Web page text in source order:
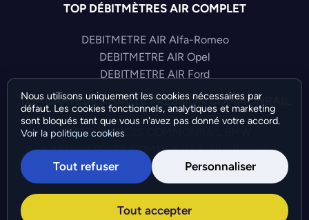
TOP DÉBITMÈTRES AIR COMPLET
DEBITMETRE AIR Alfa-Romeo
DEBITMETRE AIR Opel
DEBITMETRE AIR Ford
TOP CAPTEURS HAUTE PRESSION COMMONRAIL
CAPTEUR PRESS COMMONRAIL BMW
CAPTEUR PRESS COMMONRAIL Alfa-Romeo
CAPTEUR PRESS COMMONRAIL Nissan
©Bresch SAS - Copyright 2026 - Tous droits réservés -
Préférences de cookies-Gérer mes cookies
Nous utilisons uniquement les cookies nécessaires par
défaut. Les cookies fonctionnels, analytiques et marketing
sont bloqués tant que vous n'avez pas donné votre accord.
Voir la politique cookies
Tout refuser Personnaliser
Tout accepter